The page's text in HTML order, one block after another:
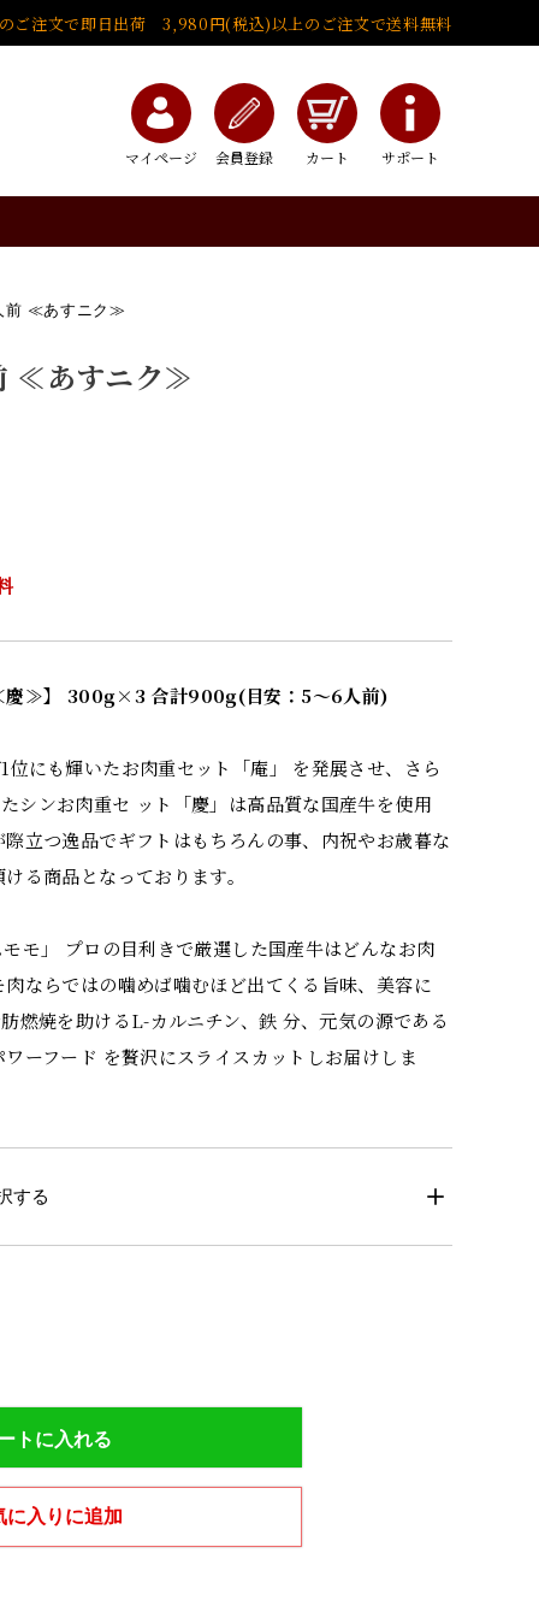
ご注文で即日出荷 3,980円(税込)以上のご注文で送料無料
マイページ 会員登録 カート サポート
前 ≪あすニク≫
≪あすニク≫
慶≫】 300g×3 合計900g(目安：5～6人前)
にも輝いたお肉重セット「庵」 を発展させ、さら
シンお肉重セ ット「慶」は高品質な国産牛を使用
立つ逸品でギフトはもちろんの事、内祝やお歳暮な
る商品となっております。
モ」 プロの目利きで厳選した国産牛はどんなお肉
ならではの噛めば噛むほど出てくる旨味、美容に
燃焼を助けるL-カルニチン、鉄 分、元気の源である
ーフード を贅沢にスライスカットしお届けしま
する
に入りに追加
トに入れる